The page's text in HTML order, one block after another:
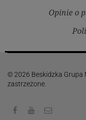
Opinie o
© 2026 Beskidzka Grupa
zastrzeżone.